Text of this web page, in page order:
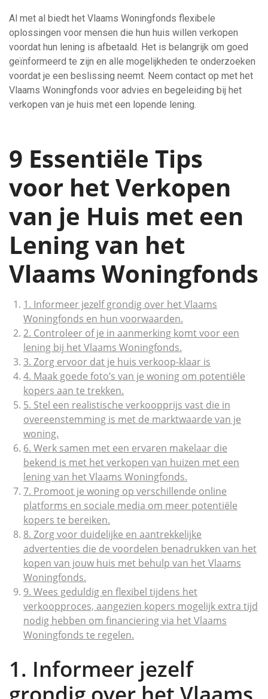
Al met al biedt het Vlaams Woningfonds flexibele
oplossingen voor mensen die hun huis willen verkopen
voordat hun lening is afbetaald. Het is belangrijk om goed
geïnformeerd te zijn en alle mogelijkheden te onderzoeken
voordat je een beslissing neemt. Neem contact op met het
Vlaams Woningfonds voor advies en begeleiding bij het
verkopen van je huis met een lopende lening.
9 Essentiële Tips
voor het Verkopen
van je Huis met een
Lening van het
Vlaams Woningfonds
1. Informeer jezelf grondig over het Vlaams
Woningfonds en hun voorwaarden.
2. Controleer of je in aanmerking komt voor een
lening bij het Vlaams Woningfonds.
3. Zorg ervoor dat je huis verkoop-klaar is
4. Maak goede foto’s van je woning om potentiële
kopers aan te trekken.
5. Stel een realistische verkoopprijs vast die in
overeenstemming is met de marktwaarde van je
woning.
6. Werk samen met een ervaren makelaar die
bekend is met het verkopen van huizen met een
lening van het Vlaams Woningfonds.
7. Promoot je woning op verschillende online
platforms en sociale media om meer potentiële
kopers te bereiken.
8. Zorg voor duidelijke en aantrekkelijke
advertenties die de voordelen benadrukken van het
kopen van jouw huis met behulp van het Vlaams
Woningfonds.
9. Wees geduldig en flexibel tijdens het
verkoopproces, aangezien kopers mogelijk extra tijd
nodig hebben om financiering via het Vlaams
Woningfonds te regelen.
1. Informeer jezelf